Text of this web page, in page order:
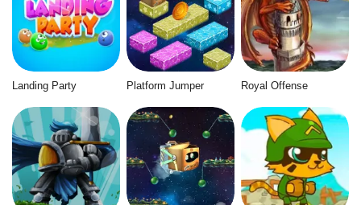
Landing Party Platform Jumper Royal Offense